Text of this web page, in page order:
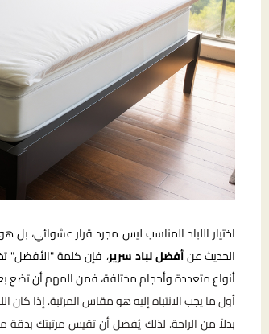
اختيار اللباد المناسب ليس مجرد قرار عشوائي،
الحديث عنأفضل لباد سرير، فإن كلمة "الأفضل"
أنواع متعددة وأحجام مختلفة، فمن المهم أن تضع
أول ما يجب الانتباه إليه هو مقاس المرتبة. إذا كان
بدلاً من الراحة. لذلك يُفضل أن تقيس مرتبتك بدقة